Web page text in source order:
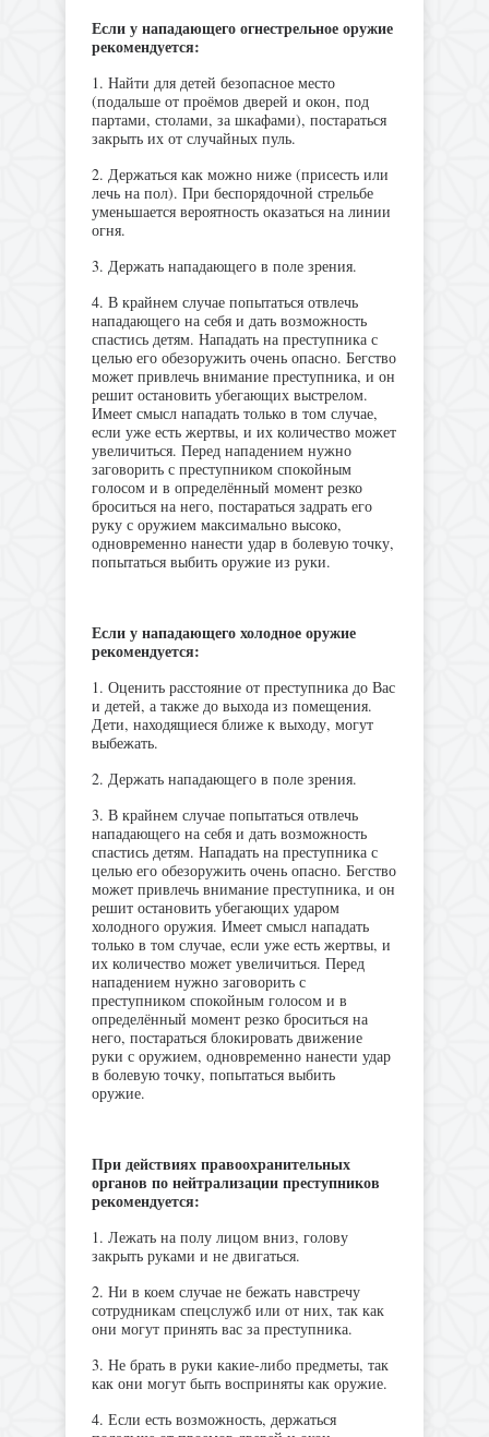
Если у нападающего огнестрельное оружие
рекомендуется:
1. Найти для детей безопасное место
(подальше от проёмов дверей и окон, под
партами, столами, за шкафами), постараться
закрыть их от случайных пуль.
2. Держаться как можно ниже (присесть или
лечь на пол). При беспорядочной стрельбе
уменьшается вероятность оказаться на линии
огня.
3. Держать нападающего в поле зрения.
4. В крайнем случае попытаться отвлечь
нападающего на себя и дать возможность
спастись детям. Нападать на преступника с
целью его обезоружить очень опасно. Бегство
может привлечь внимание преступника, и он
решит остановить убегающих выстрелом.
Имеет смысл нападать только в том случае,
если уже есть жертвы, и их количество может
увеличиться. Перед нападением нужно
заговорить с преступником спокойным
голосом и в определённый момент резко
броситься на него, постараться задрать его
руку с оружием максимально высоко,
одновременно нанести удар в болевую точку,
попытаться выбить оружие из руки.
Если у нападающего холодное оружие
рекомендуется:
1. Оценить расстояние от преступника до Вас
и детей, а также до выхода из помещения.
Дети, находящиеся ближе к выходу, могут
выбежать.
2. Держать нападающего в поле зрения.
3. В крайнем случае попытаться отвлечь
нападающего на себя и дать возможность
спастись детям. Нападать на преступника с
целью его обезоружить очень опасно. Бегство
может привлечь внимание преступника, и он
решит остановить убегающих ударом
холодного оружия. Имеет смысл нападать
только в том случае, если уже есть жертвы, и
их количество может увеличиться. Перед
нападением нужно заговорить с
преступником спокойным голосом и в
определённый момент резко броситься на
него, постараться блокировать движение
руки с оружием, одновременно нанести удар
в болевую точку, попытаться выбить
оружие.
При действиях правоохранительных
органов по нейтрализации преступников
рекомендуется:
1. Лежать на полу лицом вниз, голову
закрыть руками и не двигаться.
2. Ни в коем случае не бежать навстречу
сотрудникам спецслужб или от них, так как
они могут принять вас за преступника.
3. Не брать в руки какие-либо предметы, так
как они могут быть восприняты как оружие.
4. Если есть возможность, держаться